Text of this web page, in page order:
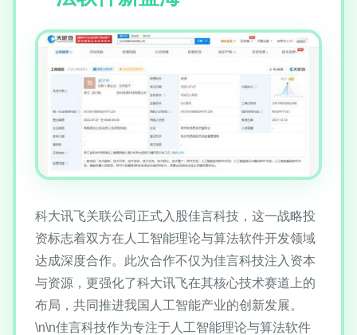
科大讯飞关联公司正式入股佳言科技，这一战略投
资标志着双方在人工智能理论与算法软件开发领域
达成深度合作。此次合作不仅为佳言科技注入资本
与资源，更强化了科大讯飞在其核心技术赛道上的
布局，共同推进我国人工智能产业的创新发展。
\n\n佳言科技作为专注于人工智能理论与算法软件